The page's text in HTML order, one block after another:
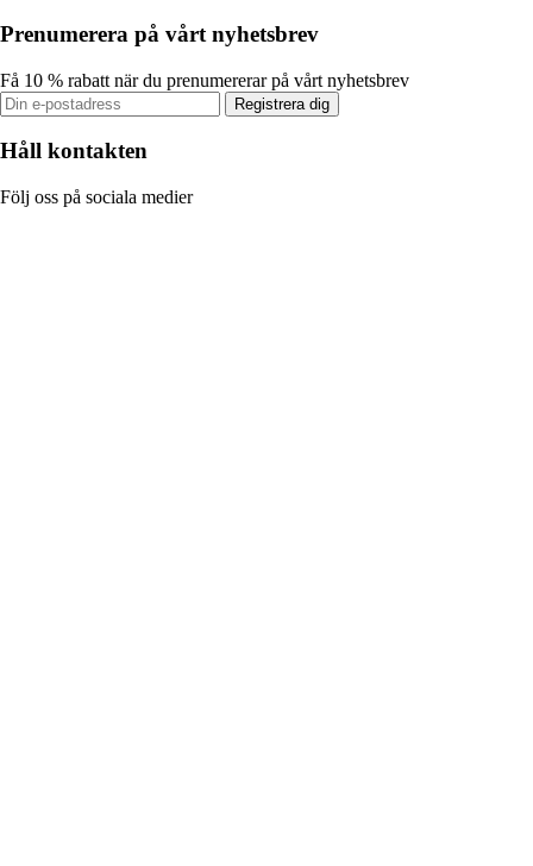
Prenumerera på vårt nyhetsbrev
Få 10 % rabatt när du prenumererar på vårt nyhetsbrev
Registrera dig
Håll kontakten
Följ oss på sociala medier